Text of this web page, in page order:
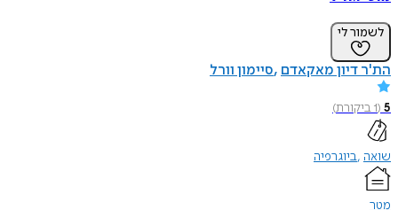
לי
מאקאדם סיימון וורל
)
ביוגרפיה